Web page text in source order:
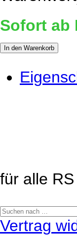
Sofort ab
In den Warenkorb
für alle
Vertrag